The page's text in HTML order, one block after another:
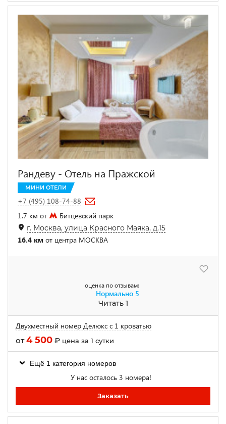
Рандеву - Отель на Пражской
МИНИ ОТЕЛИ
+7 (495) 108-74-88
1.7 км от
Битцевский парк
г. Москва, улица Красного Маяка, д.15
16.4 км от центра МОСКВА
оценка по отзывам:
Нормально 5
Читать 1
Двухместный номер Делюкс с 1 кроватью
от4 500 ₽ цена за 1 сутки
Ещё 1 категория номеров
У нас осталось 3 номера!
Заказать